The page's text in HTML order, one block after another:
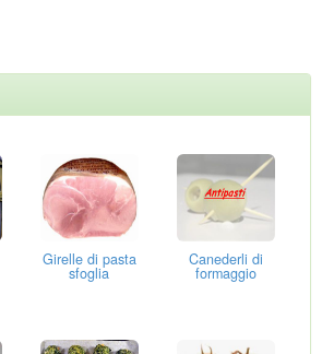
Girelle di pasta
sfoglia
Canederli di
formaggio